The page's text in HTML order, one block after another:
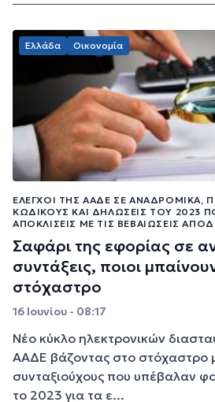
Ελλάδα Οικονομία
ΈΛΕΓΧΟΙ ΤΗΣ ΑΑΔΕ ΣΕ
ΚΩΔΙΚΟΎΣ ΚΑΙ ΔΗΛΏΣΕΙΣ ΤΟΥ 2023
ΑΠΟΚΛΊΣΕΙΣ ΜΕ ΤΙΣ ΒΕΒΑΙΏΣΕΙΣ
Σαφάρι της εφορίας σε
συντάξεις, ποιοι
στόχαστρο
16 Ιουνίου - 08:17
Νέο κύκλο ηλεκτρονικών
ΑΑΔΕ βάζοντας στο στόχαστρο
συνταξιούχους που υπέβαλαν
το 2023 για τα ε...